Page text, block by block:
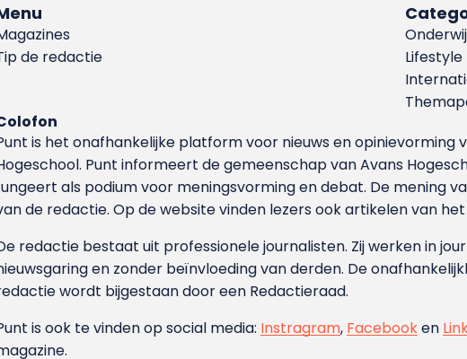
de redactie
Lifestyle
is het onafhankelijke platform voor nieuws en
Punt informeert de gemeenschap van Avans
als podium voor meningsvorming en debat. De mening
de redactie. Op de website vinden lezers ook artikelen van
redactie bestaat uit professionele journalisten. Zij werken in
en zonder beïnvloeding van derden. De
wordt bijgestaan door een Redactieraad.
is ook te vinden op social media: Instragram, Facebooken